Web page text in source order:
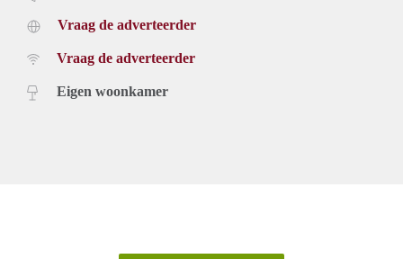
Vraag de adverteerder
Vraag de adverteerder
Eigen woonkamer